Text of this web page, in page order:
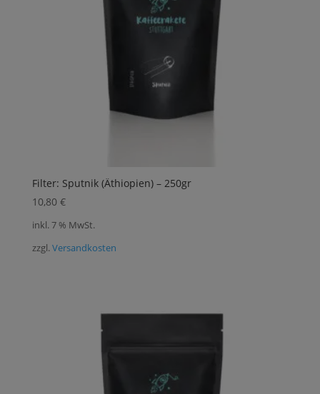
Filter: Sputnik (Äthiopien) – 250gr
10,80 €
inkl. 7 % MwSt.
zzgl.Versandkosten